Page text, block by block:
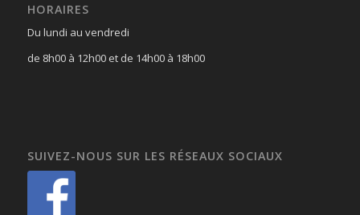
HORAIRES
Du lundi au vendredi
de 8h00 à 12h00 et de 14h00 à 18h00
SUIVEZ-NOUS SUR LES RÉSEAUX SOCIAUX